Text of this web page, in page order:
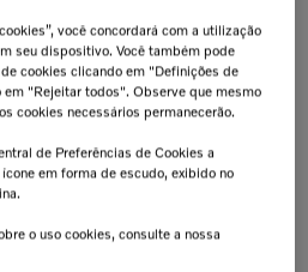
Calcular
Até 07 dias a partir da
data de recebimento.
Antes de finalizar sua compra,
confirme a compatibilidade da peça
você concordará com a utilização
seu dispositivo. Você também pode
cookies clicando em "Definições de
"Rejeitar todos". Observe que mesmo
cookies necessários permanecerão.
de Preferências de Cookies a
em forma de escudo, exibido no
o uso cookies, consulte a nossa